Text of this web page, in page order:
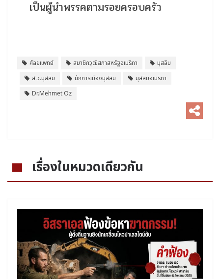
เป็นผู้นำพรรคตามรอยครอบครัว
ศัลยแพทย์ สมาชิกวุฒิสภาสหรัฐอเมริกา
มุสลิม
ส.ว.มุสลิม
นักการเมืองมุสลิม
มุสลิมอเมริกา
Dr.Mehmet Oz
เรื่องในหมวดเดียวกัน